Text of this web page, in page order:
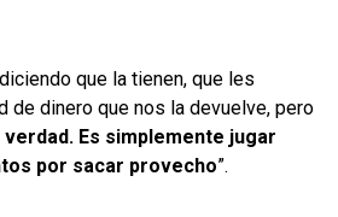
que la tienen, que les
de dinero que nos la devuelve, pero
Es simplemente jugar
por sacar provecho”.